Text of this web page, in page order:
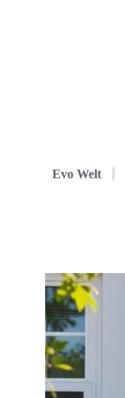
Evo Welt